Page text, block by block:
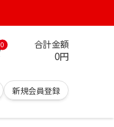
0 合計金額
0円
新規会員登録